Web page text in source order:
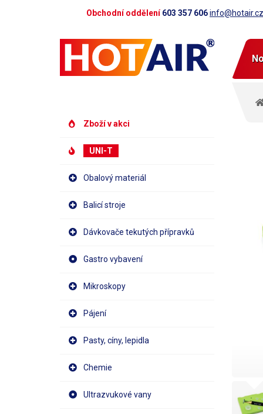
Obchodní oddělení603 357 606info@hotair.cz
Zboží v akci
UNI-T
Obalový materiál
Balicí stroje
Dávkovače tekutých přípravků
Gastro vybavení
Mikroskopy
Pájení
Pasty, cíny, lepidla
Chemie
Ultrazvukové vany